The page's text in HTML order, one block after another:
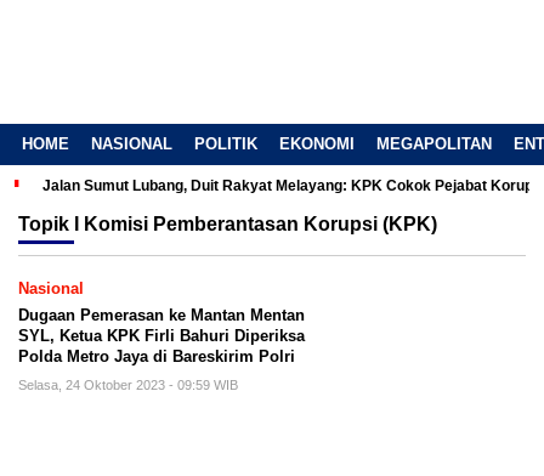
HOME NASIONAL POLITIK EKONOMI MEGAPOLITAN
Jalan Sumut Lubang, Duit Rakyat Melayang: KPK Cokok Pejabat Korup
Topik I Komisi Pemberantasan Korupsi (KPK)
Nasional
Dugaan Pemerasan ke Mantan Mentan
SYL, Ketua KPK Firli Bahuri Diperiksa
Polda Metro Jaya di Bareskirim Polri
Selasa, 24 Oktober 2023 - 09:59 WIB